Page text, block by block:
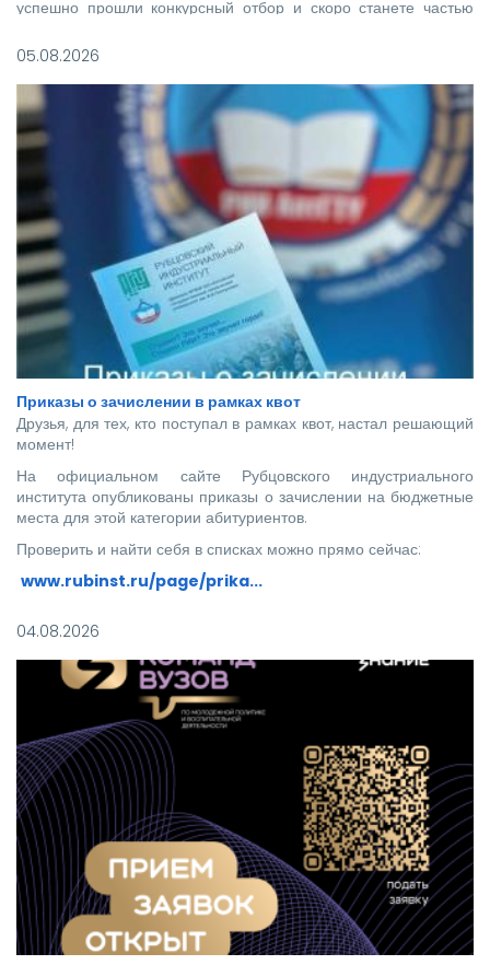
успешно прошли конкурсный отбор и скоро станете частью
05.08.2026
Приказы о зачислении в рамках квот
Друзья, для тех, кто поступал в рамках квот, настал решающий
момент!
На официальном сайте Рубцовского индустриального
института опубликованы приказы о зачислении на бюджетные
места для этой категории абитуриентов.
Проверить и найти себя в списках можно прямо сейчас:
www.rubinst.ru/page/prika...
непростой путь! Ваше место в нашей дружной семье уже
забронировано.
04.08.2026